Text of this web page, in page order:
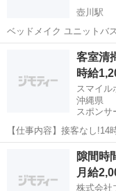
壺川駅
ベッドメイク ユニットバ
那覇市 壺川
客室清
時給
スマイル
沖縄県
スポンサ
【仕事内容】接客なし
実なホテル清掃 接客疲れ
えも給与対象の「1分単
客室清掃業務全般(掃除機
アルバイト・パート
隙間時
月給
株式会社